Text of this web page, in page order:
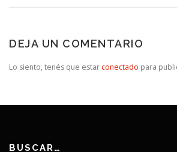
DEJA UN COMENTARIO
Lo siento, tenés que estar conectado para
BUSCAR…